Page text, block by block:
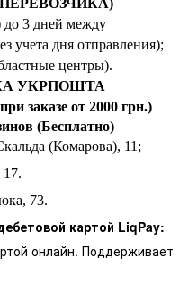
до 3 дней между
учета дня отправления);
центры).
УКРПОШТА
заказе от 2000 грн.)
(Бесплатно)
(Комарова), 11;
17.
73.
картой LiqPay:
онлайн. Поддерживает